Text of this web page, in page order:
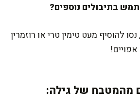
להוסיף מעט טימין טרי או רוזמרין
מהמטבח של גילה: